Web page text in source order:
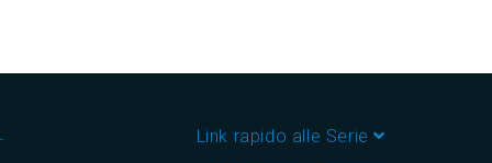
Link rapido alle Serie